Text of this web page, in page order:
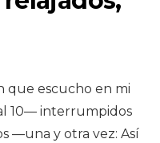
que escucho en mi
10— interrumpidos
—una y otra vez: Así